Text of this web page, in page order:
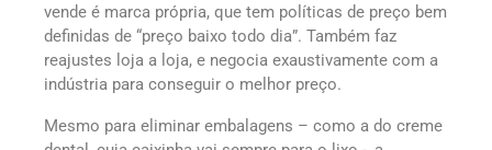
vende é marca própria, que tem políticas de preço bem
definidas de “preço baixo todo dia”. Também faz
reajustes loja a loja, e negocia exaustivamente com a
indústria para conseguir o melhor preço.
Mesmo para eliminar embalagens – como a do creme